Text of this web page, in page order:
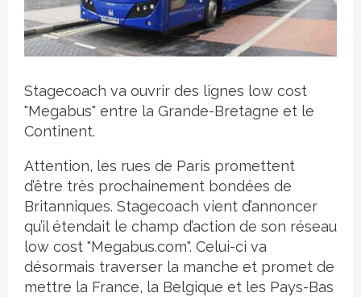
Crédit photo
Stagecoach va ouvrir des lignes low cost
"Megabus" entre la Grande-Bretagne et le
Continent.
Attention, les rues de Paris promettent
d’être très prochainement bondées de
Britanniques. Stagecoach vient d’annoncer
qu’il étendait le champ d’action de son réseau
low cost "Megabus.com". Celui-ci va
désormais traverser la manche et promet de
mettre la France, la Belgique et les Pays-Bas